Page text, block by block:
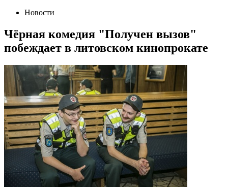
Новости
Чёрная комедия "Получен вызов"
побеждает в литовском кинопрокате